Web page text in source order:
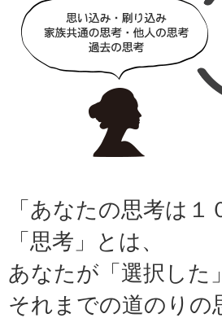
「あなたの思考は
「思考」とは、
あなたが「選択した
それまでの道のりの